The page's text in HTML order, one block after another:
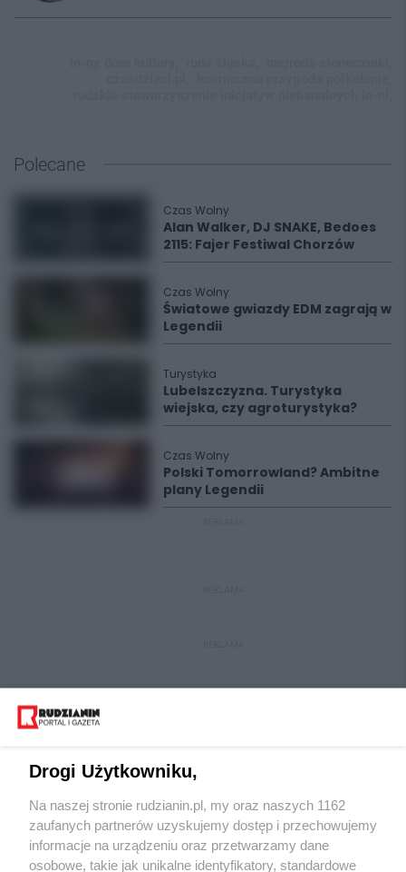
Polecane
Czas Wolny
Alan Walker, DJ SNAKE, Bedoes
2115: Fajer Festiwal Chorzów
Czas Wolny
Światowe gwiazdy EDM zagrają w
Legendii
Turystyka
Lubelszczyzna. Turystyka
wiejska, czy agroturystyka?
Czas Wolny
Polski Tomorrowland? Ambitne
plany Legendii
Wydawca mediów lokalnych
Drogi Użytkowniku,
Na naszej stronie rudzianin.pl, my oraz naszych 1162
zaufanych partnerów uzyskujemy dostęp i przechowujemy
informacje na urządzeniu oraz przetwarzamy dane
osobowe, takie jak unikalne identyfikatory, standardowe